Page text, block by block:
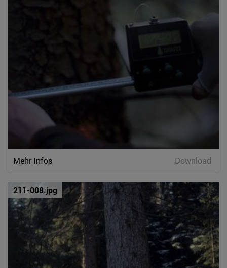
Mehr Infos Download
211-008.jpg